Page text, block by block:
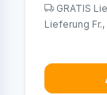
GRATIS
Lieferung Fr.,